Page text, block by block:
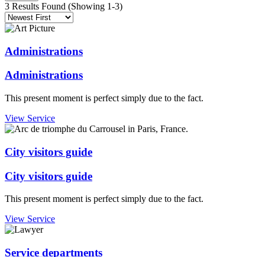
3 Results Found (Showing 1-3)
Administrations
Administrations
This present moment is perfect simply due to the fact.
View Service
City visitors guide
City visitors guide
This present moment is perfect simply due to the fact.
View Service
Service departments